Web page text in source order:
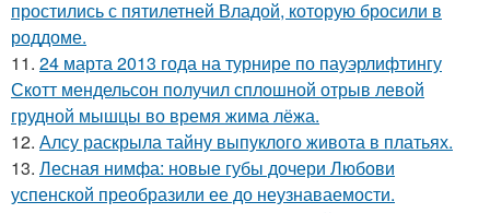
простились с пятилетней Владой, которую бросили в
роддоме.
11. 24 марта 2013 года на турнире по пауэрлифтингу
Скотт мендельсон получил сплошной отрыв левой
грудной мышцы во время жима лёжа.
12. Алсу раскрыла тайну выпуклого живота в платьях.
13. Лесная нимфа: новые губы дочери Любови
успенской преобразили ее до неузнаваемости.